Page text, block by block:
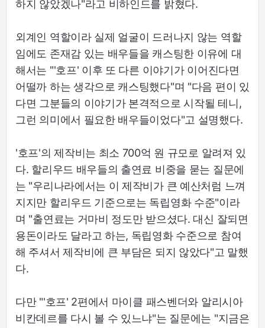
하지 않았겠나"라고 비하인드를 밝혔다.
외계인 역할이라 실제 얼굴이 드러나지 않는 역할
임에도 존재감 있는 배우들을 캐스팅한 이유에 대
해서는 "'호프' 이후 또 다른 이야기가 이어진다면
어떨까 하는 생각으로 캐스팅했다"며 "다음 편이 있
다면 그분들의 이야기가 본격적으로 시작될 테니,
그런 의미에서 필요한 배우들이었다"고 설명했다.
'호프'의 제작비는 최소 700억 원 규모로 알려져 있
다. 할리우드 배우들의 출연료 비중을 묻는 질문에
는 "우리나라에서는 이 제작비가 큰 예산처럼 느껴
지지만 할리우드 기준으로는 독립영화 수준"이라
며 "출연료는 거마비 정도만 받으셨다. 대신 잘되면
용돈이라도 달라고 하는, 독립영화 수준으로 참여
해 주셔서 제작비에 큰 부담은 되지 않았다"고 말했
다.
다만 "'호프' 2편에서 마이클 패스벤더와 알리시아
비칸데르를 다시 볼 수 있느냐"는 질문에는 "지금은